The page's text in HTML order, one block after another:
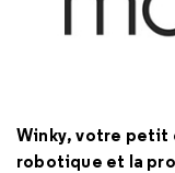
Winky, votre petit
robotique et la